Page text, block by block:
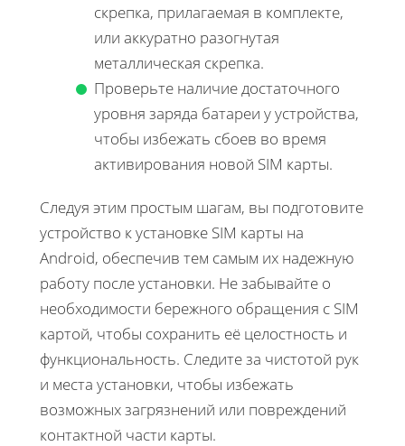
скрепка, прилагаемая в комплекте,
или аккуратно разогнутая
металлическая скрепка.
Проверьте наличие достаточного
уровня заряда батареи у устройства,
чтобы избежать сбоев во время
активирования новой SIM карты.
Следуя этим простым шагам, вы подготовите
устройство к установке SIM карты на
Android, обеспечив тем самым их надежную
работу после установки. Не забывайте о
необходимости бережного обращения с SIM
картой, чтобы сохранить её целостность и
функциональность. Следите за чистотой рук
и места установки, чтобы избежать
возможных загрязнений или повреждений
контактной части карты.